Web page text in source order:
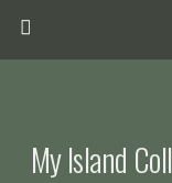
My Island